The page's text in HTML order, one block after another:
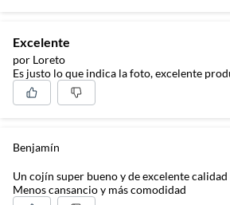
Excelente
por Loreto
Es justo lo que indica la foto, excelente
Benjamín
Un cojín super bueno y de excelente calidad Muy útil mejor todo
Menos cansancio y más comodidad